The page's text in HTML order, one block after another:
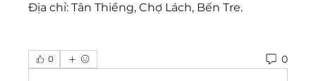
Địa chỉ: Tân Thiềng, Chợ Lách, Bến Tre.
0 0